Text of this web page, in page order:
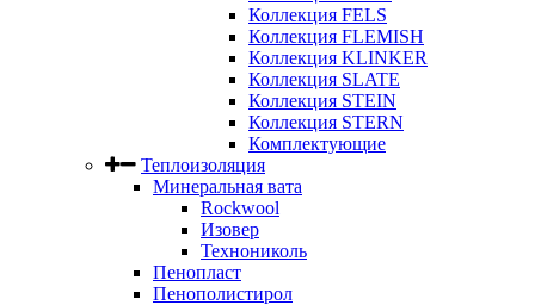
Коллекция FELS
Коллекция FLEMISH
Коллекция KLINKER
Коллекция SLATE
Коллекция STEIN
Коллекция STERN
Комплектующие
Теплоизоляция
Минеральная вата
Rockwool
Изовер
Технониколь
Пенопласт
Пенополистирол